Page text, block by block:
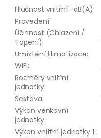
Hlučnost vnitřní -dB(A):
Provedení:
Účinnost (Chlazení /
Topení):
Umístění klimatizace:
WiFi:
Rozměry vnitřní
jednotky:
Sestava:
Výkon venkovní
jednotky:
Výkon vnitřní jednotky 1: